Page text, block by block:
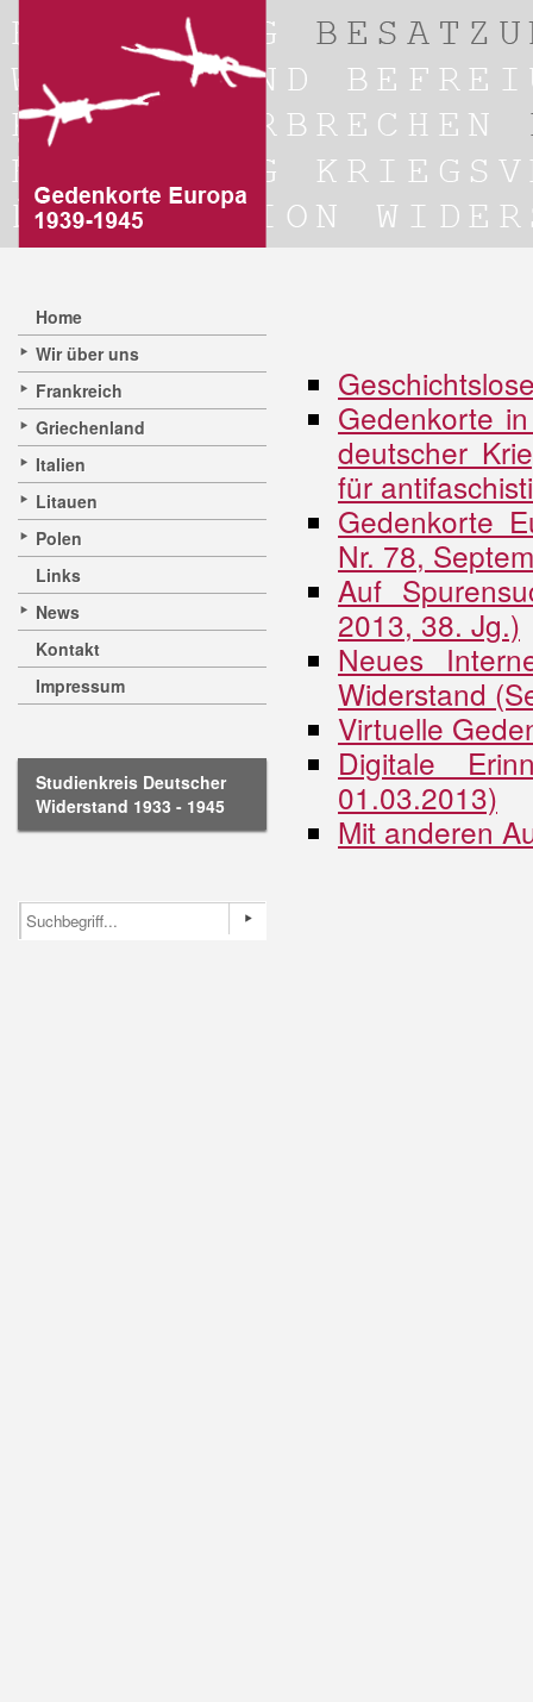
Home
Wir über uns
Frankreich
Griechenland
Italien
Litauen
Polen
Links
News
Kontakt
Impressum
Studienkreis Deutscher
Widerstand 1933 - 1945
Gedenkorte
deutscher
für
Gedenkorte
Nr. 78,
Auf
2013, 38. Jg.)
Neues
Widerstand
Virtuelle
Digitale
01.03.2013)
Mit anderen